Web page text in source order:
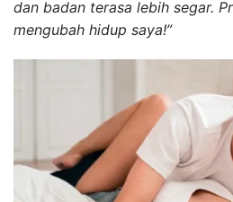
dan badan terasa lebih segar.
mengubah hidup saya!”